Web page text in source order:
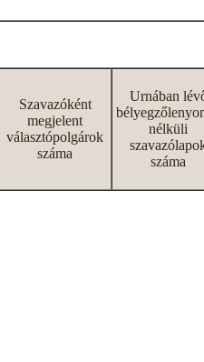
Szavazóként
megjelent
választópolgárok
száma
Urnában
nélküli
száma